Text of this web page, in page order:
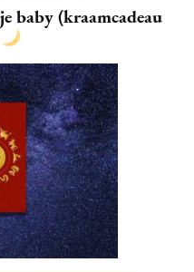
baby (kraamcadeau